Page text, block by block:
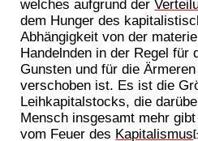
welches aufgrund der
dem Hunger des
Abhängigkeit von der
Handelnden in der Regel für
Gunsten und für die
verschoben ist. Es ist die
Leihkapitalstocks, die
Mensch insgesamt mehr
vom Feuer des Kapitalismus